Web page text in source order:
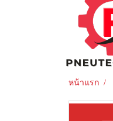
หน้าแรก